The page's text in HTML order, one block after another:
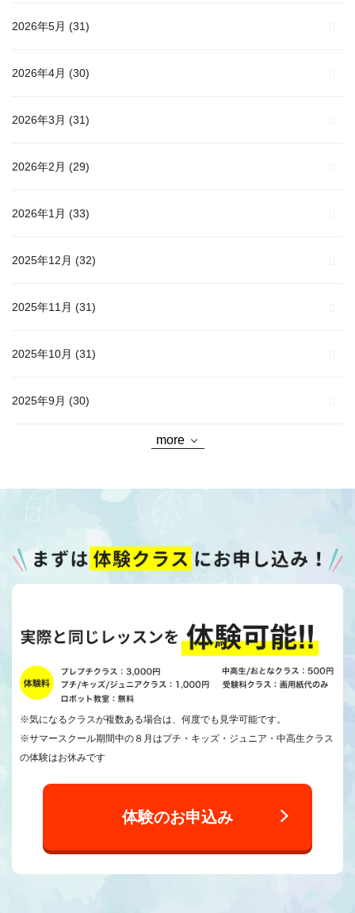
2026年5月 (31)
2026年4月 (30)
2026年3月 (31)
2026年2月 (29)
2026年1月 (33)
2025年12月 (32)
2025年11月 (31)
2025年10月 (31)
2025年9月 (30)
more
※気になるクラスが複数ある場合は、何度でも見学可能です。
※サマースクール期間中の８月はプチ・キッズ・ジュニア・中高生クラス
の体験はお休みです
体験のお申込み